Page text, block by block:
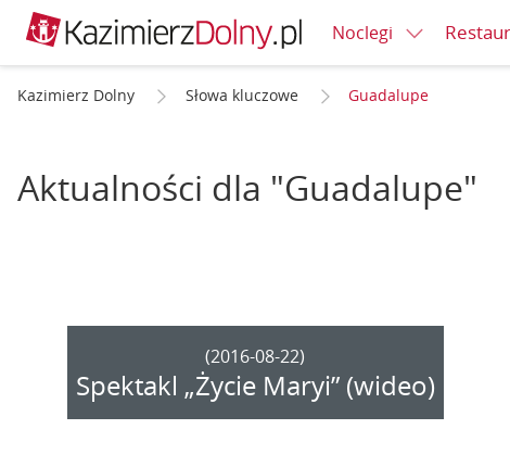
Noclegi
Kazimierz Dolny Słowa kluczowe Guadalupe
Aktualności dla "Guadalupe"
(2016-08-22)
Spektakl „Życie Maryi” (wideo)